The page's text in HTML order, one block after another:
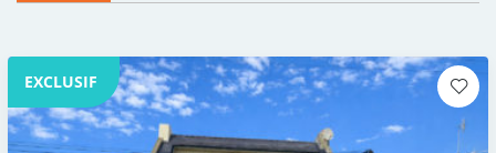
EXCLUSIF